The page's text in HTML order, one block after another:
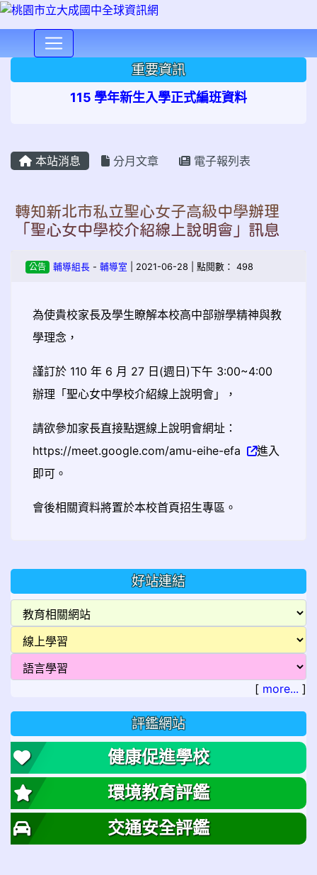
重要資訊
115 學年新生入學正式編班資料
本站消息 分月文章 電子報列表
轉知新北市私立聖心女子高級中學辦理
「聖心女中學校介紹線上說明會」訊息
公告 輔導組長- 輔導室 | 2021-06-28 | 點閱數： 498
為使貴校家長及學生瞭解本校高中部辦學精神與教
學理念，
謹訂於 110 年 6 月 27 日(週日)下午 3:00~4:00
辦理「聖心女中學校介紹線上說明會」，
請欲參加家長直接點選線上說明會網址：
https://meet.google.com/amu-eihe-efa
進入
即可。
會後相關資料將置於本校首頁招生專區。
好站連結
[ more... ]
評鑑網站
健康促進學校
環境教育評鑑
交通安全評鑑